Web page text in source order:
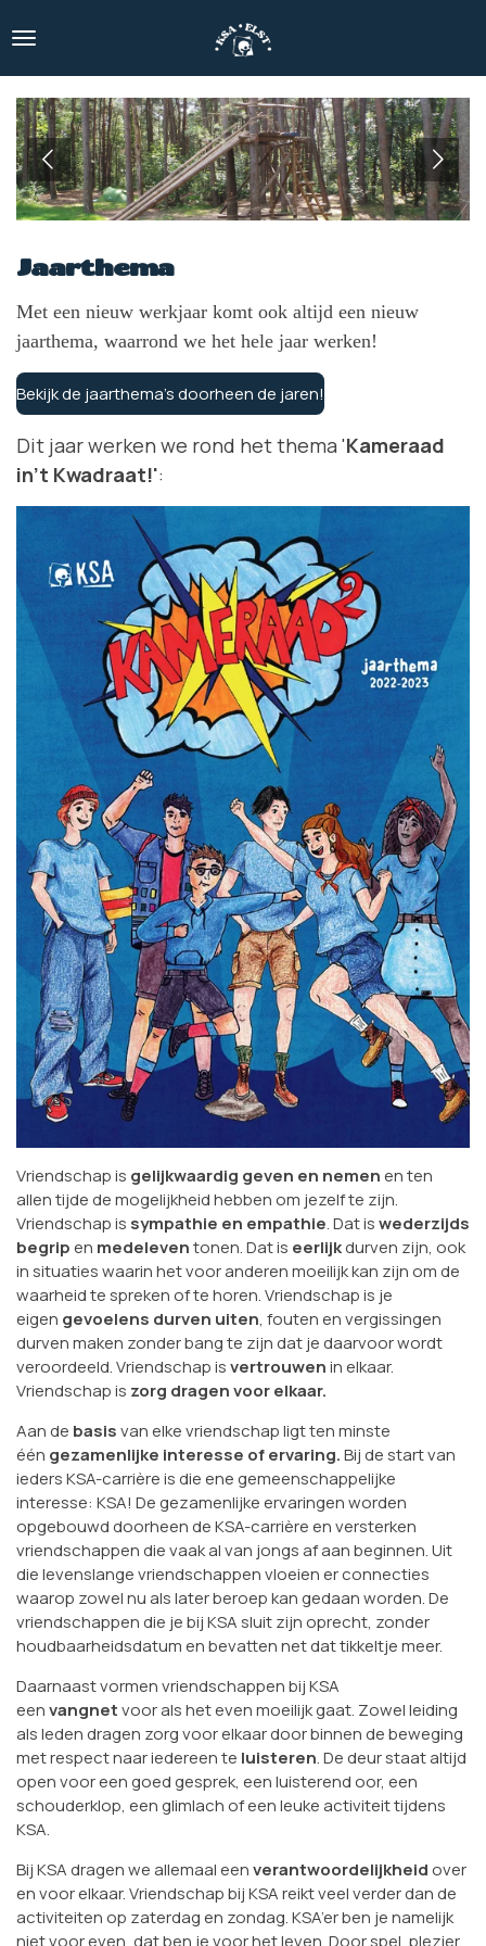
direct
hoofdinhoud
Jaarthema
Met een nieuw werkjaar komt ook altijd een nieuw
jaarthema, waarrond we het hele jaar werken!
Bekijk de jaarthema's doorheen de jaren!
Dit jaar werken we rond het thema 'Kameraad
in't Kwadraat!':
Vriendschap is gelijkwaardig geven en nemenen ten
allen tijde de mogelijkheid hebben om jezelf te zijn.
Vriendschap is sympathie en empathie. Dat iswederzijds
begripen medeleventonen. Dat is eerlijkdurven zijn, ook
in situaties waarin het voor anderen moeilijk kan zijn om de
waarheid te spreken of te horen. Vriendschap is je
eigen gevoelens durven uiten, fouten en vergissingen
durven maken zonder bang te zijn dat je daarvoor wordt
veroordeeld. Vriendschap isvertrouwenin elkaar.
Vriendschap is zorg dragen voor elkaar.
Aan de basisvan elke vriendschap ligt ten minste
één gezamenlijke interesse of ervaring.Bij de start van
ieders KSA-carrière is die ene gemeenschappelijke
interesse: KSA! De gezamenlijke ervaringen worden
opgebouwd doorheen de KSA-carrière en versterken
vriendschappen die vaak al van jongs af aan beginnen. Uit
die levenslange vriendschappen vloeien er connecties
waarop zowel nu als later beroep kan gedaan worden. De
vriendschappen die je bij KSA sluit zijn oprecht, zonder
houdbaarheidsdatum en bevatten net dat tikkeltje meer.
Daarnaast vormen vriendschappen bij KSA
eenvangnetvoor als het even moeilijk gaat. Zowel leiding
als leden dragen zorg voor elkaar door binnen de beweging
met respect naar iedereen te luisteren. De deur staat altijd
open voor een goed gesprek, een luisterend oor, een
schouderklop, een glimlach of een leuke activiteit tijdens
KSA.
Bij KSA dragen we allemaal eenverantwoordelijkheid over
en voor elkaar. Vriendschap bij KSA reikt veel verder dan de
activiteiten op zaterdag en zondag. KSA’er ben je namelijk